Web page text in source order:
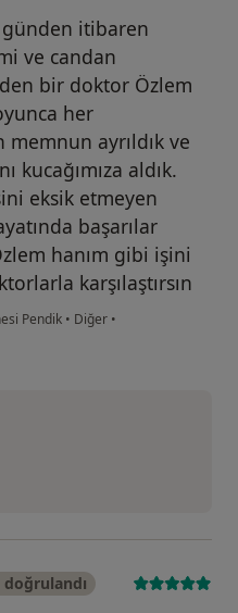
itibaren
ve candan
bir doktor Özlem
her
ayrıldık ve
kucağımıza aldık.
eksik etmeyen
başarılar
hanım gibi işini
karşılaştırsın
Pendik • Diğer •
doğrulandı